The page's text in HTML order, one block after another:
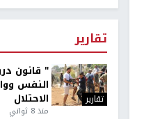
تقارير
تقارير
" قانون
النفس
الاحتلال
منذ 8 ثواني